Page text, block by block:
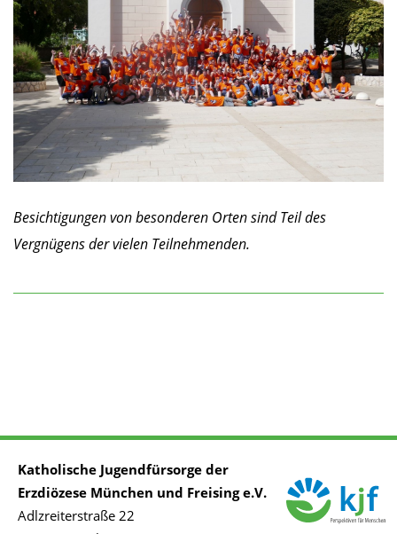
Besichtigungen von besonderen Orten sind Teil des
Vergnügens der vielen Teilnehmenden.
Katholische Jugendfürsorge der
Erzdiözese München und Freising e.V.
Adlzreiterstraße 22